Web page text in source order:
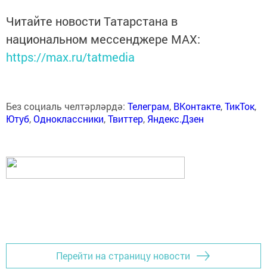
Читайте новости Татарстана в
национальном мессенджере MАХ:
https://max.ru/tatmedia
Без социаль челтәрләрдә: Телеграм, ВКонтакте,ТикТок,
Ютуб,Одноклассники,Твиттер, Яндекс.Дзен
Перейти на страницу новости